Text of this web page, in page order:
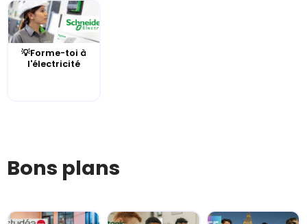
💡Forme-toi à
l'électricité
Bons plans